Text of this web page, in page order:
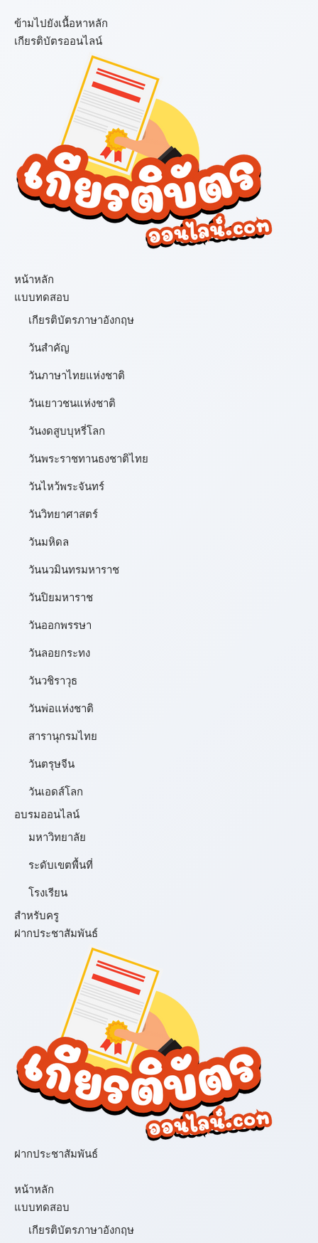
ข้ามไปยังเนื้อหาหลัก
เกียรติบัตรออนไลน์
หน้าหลัก
แบบทดสอบ
เกียรติบัตรภาษาอังกฤษ
วันสำคัญ
วันภาษาไทยแห่งชาติ
วันเยาวชนแห่งชาติ
วันงดสูบบุหรี่โลก
วันพระราชทานธงชาติไทย
วันไหว้พระจันทร์​
วันวิทยาศาสตร์
วันมหิดล
วันนวมินทรมหาราช
วันปิยมหาราช
วันออกพรรษา
วันลอยกระทง
วันวชิราวุธ
วันพ่อแห่งชาติ
สารานุกรมไทย
วันตรุษจีน
วันเอดส์โลก
อบรมออนไลน์
มหาวิทยาลัย
ระดับเขตพื้นที่
โรงเรียน
สำหรับครู
ฝากประชาสัมพันธ์
ฝากประชาสัมพันธ์
หน้าหลัก
แบบทดสอบ
เกียรติบัตรภาษาอังกฤษ